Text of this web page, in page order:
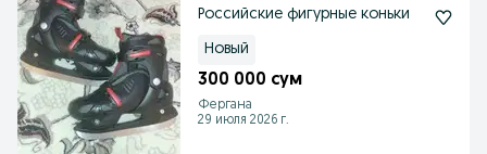
Российские фигурные коньки
Новый
300 000 сум
Фергана
29 июля 2026 г.